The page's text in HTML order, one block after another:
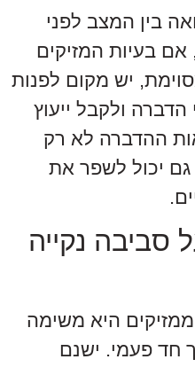
בין המצב לפני
בעיות המזיקים
יש מקום לפנות
ולקבל ייעוץ
ההדברה לא רק
גם יכול לשפר את
סביבה נקייה
היא משימה
חד פעמי. ישנם